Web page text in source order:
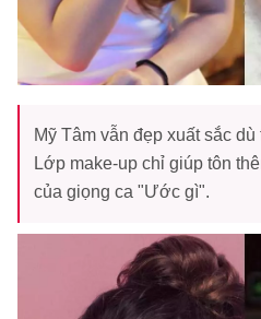
Mỹ Tâm vẫn đẹp xuất sắc
Lớp make-up chỉ giúp tôn
của giọng ca "Ước gì".